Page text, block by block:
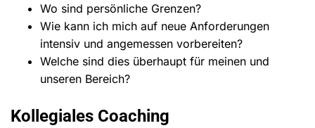
Wo sind persönliche Grenzen?
Wie kann ich mich auf neue Anforderungen
intensiv und angemessen vorbereiten?
Welche sind dies überhaupt für meinen und
unseren Bereich?
Kollegiales Coaching